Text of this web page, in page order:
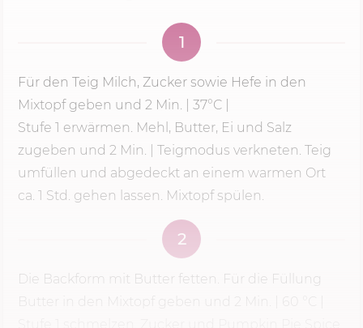
1
Für den Teig Milch, Zucker sowie Hefe in den
Mixtopf geben und 2 Min.
| 37°C |
Stufe 1 erwärmen. Mehl, Butter, Ei und Salz
zugeben und 2 Min.
| Teigmodus verkneten. Teig
umfüllen und abgedeckt an einem warmen Ort
ca. 1 Std. gehen lassen. Mixtopf spülen.
2
Die Backform mit Butter fetten. Für die Füllung
Butter in den Mixtopf geben und
2 Min.